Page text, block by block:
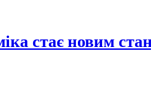
стає новим